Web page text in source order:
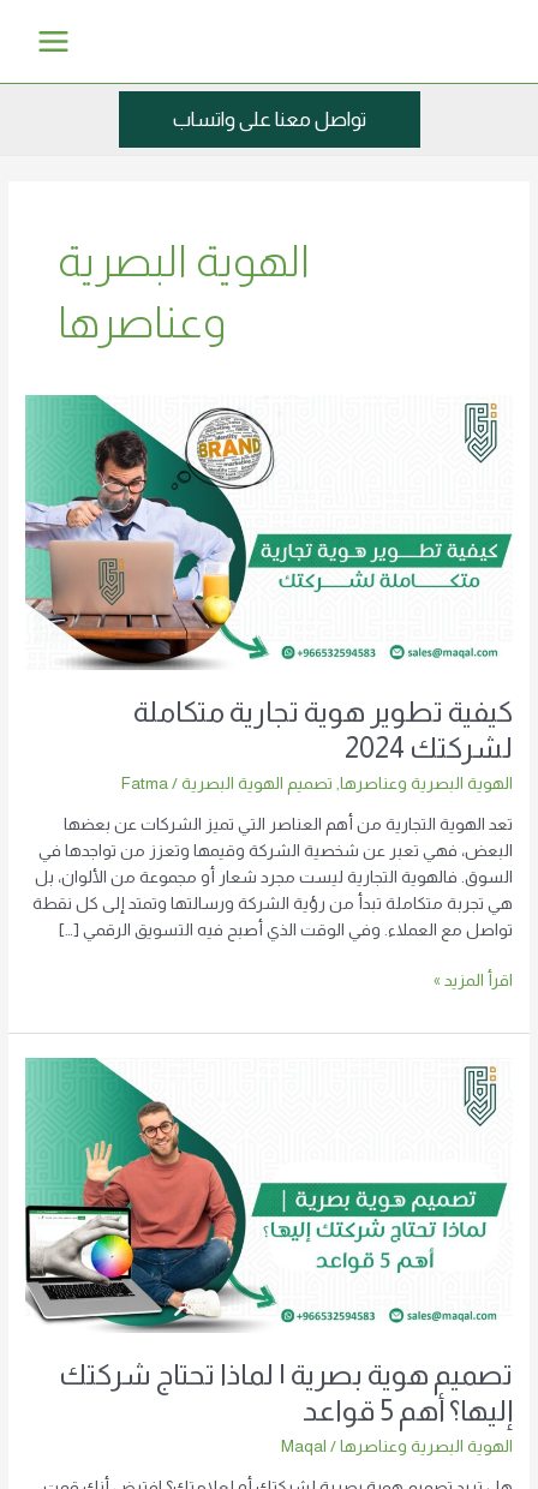
تواصل معنا على واتساب
الهوية البصرية
وعناصرها
كيفية تطوير هوية تجارية متكاملة
لشركتك 2024
الهوية البصرية وعناصرها, تصميم الهوية البصرية /
Fatma
تعد الهوية التجارية من أهم العناصر التي تميز الشركات عن بعضها
البعض، فهي تعبر عن شخصية الشركة وقيمها وتعزز من تواجدها في
السوق. فالهوية التجارية ليست مجرد شعار أو مجموعة من الألوان، بل
هي تجربة متكاملة تبدأ من رؤية الشركة ورسالتها وتمتد إلى كل نقطة
تواصل مع العملاء. وفي الوقت الذي أصبح فيه التسويق الرقمي […]
كيفية
تطوير
هوية
لشركتك
2024
اقرأ المزيد »
تصميم هوية بصرية | لماذا تحتاج شركتك
إليها؟ أهم 5 قواعد
الهوية البصرية وعناصرها /
Maqal
تصميم
هوية
بصرية
تحتاج
شركتك